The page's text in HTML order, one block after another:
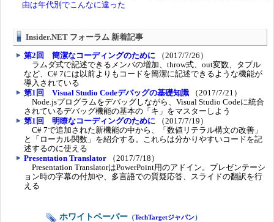
Insider.NET フォーラム 新着記事
第2回 簡潔なコーディングのために （2017/7/26）
ラムダ式で記述できるメンバの増加、throw式、out変数、タプル
など、C# 7には以前よりもコードを簡潔に記述できるような機能が
導入されている
第1回 Visual Studio Codeデバッグの基礎知識 （2017/7/21）
Node.jsプログラムをデバッグしながら、Visual Studio Codeに統合
されているデバッグ機能の基本の「キ」をマスターしよう
第1回 明瞭なコーディングのために （2017/7/19）
C# 7で追加された新機能の中から、「数値リテラル構文の改善」
と「ローカル関数」を紹介する。これらは分かりやすいコードを記
述するのに使える
Presentation Translator （2017/7/18）
Presentation TranslatorはPowerPoint用のアドイン。プレゼンテーシ
ョン時の字幕の付加や、多言語での質疑応答、スライドの翻訳を行
える
ホワイトペーパー （TechTargetジャパン）